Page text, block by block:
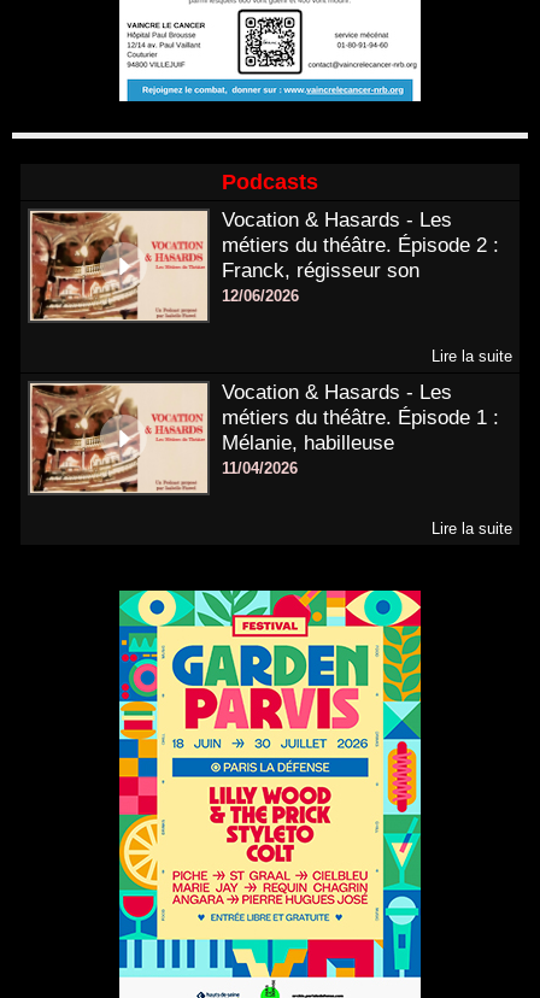
Podcasts
Vocation & Hasards - Les
métiers du théâtre. Épisode 2 :
Franck, régisseur son
12/06/2026
Lire la suite
Vocation & Hasards - Les
métiers du théâtre. Épisode 1 :
Mélanie, habilleuse
11/04/2026
Lire la suite